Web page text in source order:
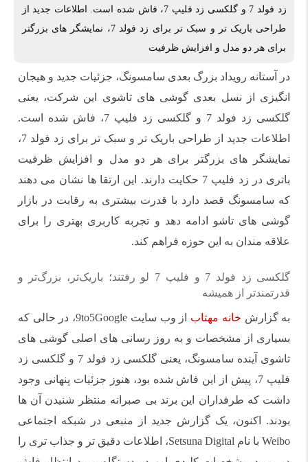
زد فولد 7 و گلکسی زد فلیپ 7، فاش شده است. اطلاعات جدید از
طراحی باریک تر و سبک تر برای زد فولد 7، نمایشگر های بزرگتر
برای هر دو مدل و افزایش ظرفیت
در آستانه رویداد بزرگ بعدی سامسونگ، جزئیات جدید و هیجان
انگیزی از نسل بعدی گوشی های تاشوی این شرکت، یعنی
گلکسی زد فولد 7 و گلکسی زد فلیپ 7، فاش شده است.
اطلاعات جدید از طراحی باریک تر و سبک تر برای زد فولد 7،
نمایشگر های بزرگتر برای هر دو مدل و افزایش ظرفیت
باتری در زد فلیپ 7 حکایت دارند. این ارتقا ها نشان می دهند
که سامسونگ قصد دارد با قدرت بیشتری به رقابت در بازار
گوشی های تاشو ادامه دهد و تجربه کاربری بهتری را برای
علاقه مندان به این حوزه فراهم کند.
گلکسی زد فولد 7 و فلیپ 7 لو رفتند؛ باریک‌تر، بزرگ‌تر و
قدرتمندتر از همیشه
به گزارش خانه مهتاب
از وب سایت 9to5Google، در حالی که
بسیاری از مشخصات و به‌ روز رسانی های اصلی گوشی های
تاشوی آینده سامسونگ، یعنی گلکسی زد فولد 7 و گلکسی زد
فلیپ 7، پیش از این فاش شده بود، هنوز جزئیات پنهانی وجود
داشت که طرفداران این برند بی صبرانه منتظر شنیدن آن ها
بودند. اکنون، یک گزارش جدید از منبعی در شبکه اجتماعی
Weibo با نام Setsuna Digital، اطلاعات دقیق تر و جذاب تری را